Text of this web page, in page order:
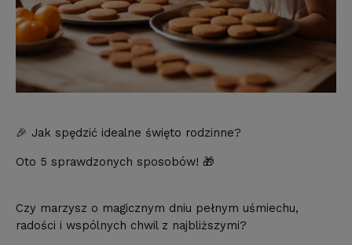
🎉 Jak spędzić idealne święto rodzinne?
Oto 5 sprawdzonych sposobów! 🎁
Czy marzysz o magicznym dniu pełnym uśmiechu,
radości i wspólnych chwil z najbliższymi?